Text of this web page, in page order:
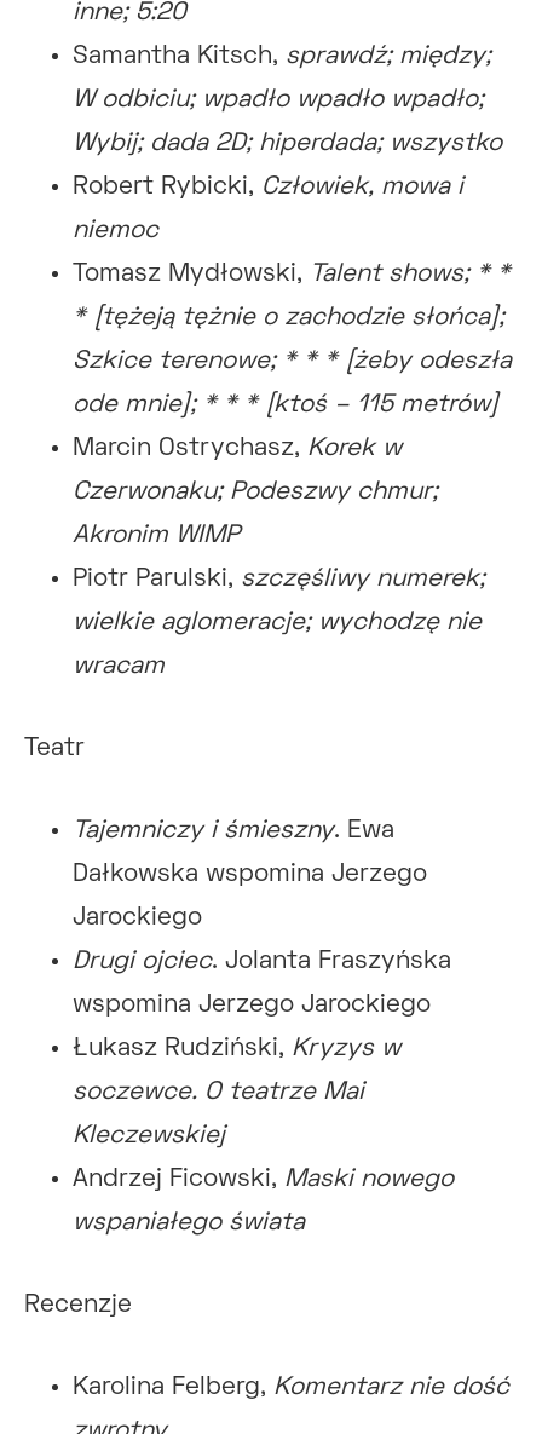
inne; 5:20
Samantha Kitsch, sprawdź; między;
W odbiciu; wpadło wpadło wpadło;
Wybij; dada 2D; hiperdada; wszystko
Robert Rybicki, Człowiek, mowa i
niemoc
Tomasz Mydłowski, Talent shows; * *
* [tężeją tężnie o zachodzie słońca];
Szkice terenowe; * * * [żeby odeszła
ode mnie]; * * * [ktoś – 115 metrów]
Marcin Ostrychasz, Korek w
Czerwonaku; Podeszwy chmur;
Akronim WIMP
Piotr Parulski, szczęśliwy numerek;
wielkie aglomeracje; wychodzę nie
wracam
Teatr
Tajemniczy i śmieszny. Ewa
Dałkowska wspomina Jerzego
Jarockiego
Drugi ojciec. Jolanta Fraszyńska
wspomina Jerzego Jarockiego
Łukasz Rudziński, Kryzys w
soczewce. O teatrze Mai
Kleczewskiej
Andrzej Ficowski, Maski nowego
wspaniałego świata
Recenzje
Karolina Felberg, Komentarz nie dość